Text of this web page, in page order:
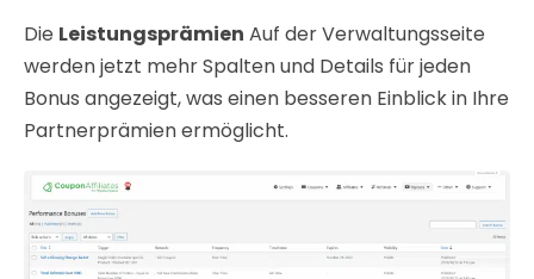
Die Leistungsprämien Auf der Verwaltungsseite
werden jetzt mehr Spalten und Details für jeden
Bonus angezeigt, was einen besseren Einblick in Ihre
Partnerprämien ermöglicht.